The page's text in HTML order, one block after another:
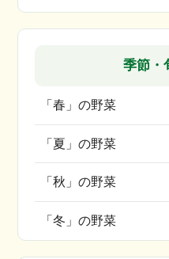
季節・
「春」の野菜
「夏」の野菜
「秋」の野菜
「冬」の野菜